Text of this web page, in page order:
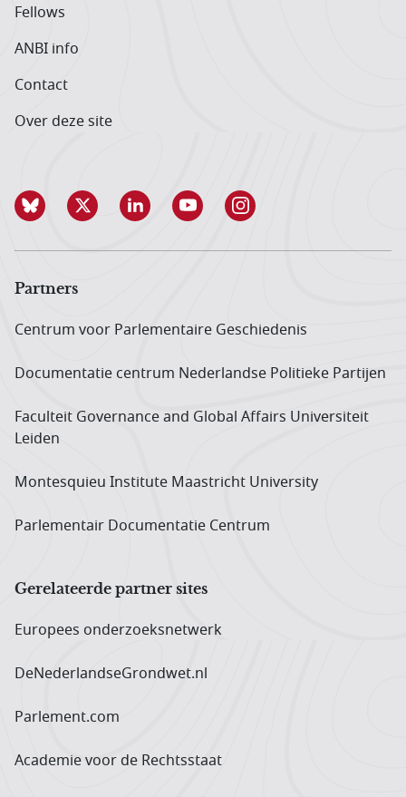
Fellows
ANBI info
Contact
Over deze site
Partners
Centrum voor Parlementaire Geschiedenis
Documentatie centrum Neder­landse Politieke Partijen
Faculteit Governance and Global Affairs Universiteit
Leiden
Montesquieu Institute Maastricht University
Parlementair Documentatie Centrum
Gerelateerde partner sites
Europees onderzoeks­netwerk
DeNederlandseGrondwet.nl
Parlement.com
Academie voor de Rechtsstaat